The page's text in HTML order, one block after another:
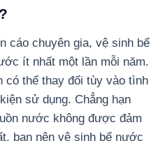
cáo chuyên gia, vệ sinh bể
ít nhất một lần mỗi năm.
có thể thay đổi tùy vào tình
sử dụng. Chẳng hạn
nước không được đảm
bạn nên vệ sinh bể nước